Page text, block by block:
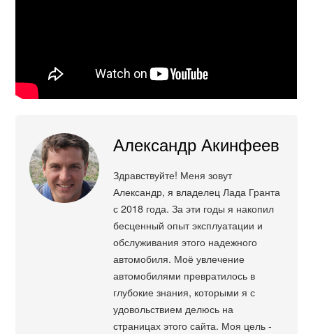
Александр Акинфеев
Здравствуйте! Меня зовут
Александр, я владелец Лада Гранта
с 2018 года. За эти годы я накопил
бесценный опыт эксплуатации и
обслуживания этого надежного
автомобиля. Моё увлечение
автомобилями превратилось в
глубокие знания, которыми я с
удовольствием делюсь на
страницах этого сайта. Моя цель -